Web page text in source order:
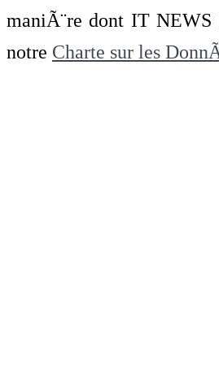
maniÃ¨re dont IT
notre Charte sur les